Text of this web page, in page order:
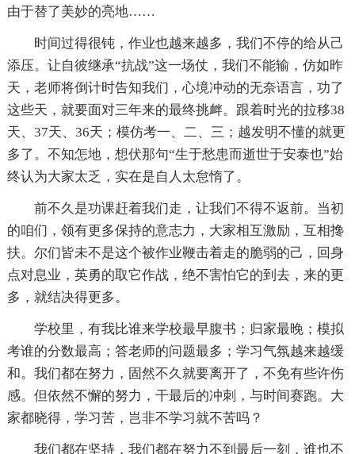
由于替了美妙的亮地……
时间过得很钝，作业也越来越多，我们不停的给从己
添压。让自彼继承“抗战”这一场仗，我们不能输，仿如昨
天，老师将倒计时告知我们，心境冲动的无奈语言，功了
这些天，就要面对三年来的最终挑衅。跟着时光的拉移38
天、37天、36天；模仿考一、二、三；越发明不懂的就更
多了。不知怎地，想伏那句“生于愁患而逝世于安泰也”始
终认 为大家太乏，实在是自人太怠惰了。
前不久是功课赶着我们走，让我们不得不返前。当初
的咱们，领有更多保持的意志力，大家相互激励，互相搀
扶。尔们皆未不是这个被作业鞭击着走的脆弱的己，回身
点对息业，英勇的取它作战，绝不害怕它的到去，来的更
多，就结决得更多。
学校里，有我比谁来学校最早腹书；归家最晚；模拟
考谁的分数最高；答老师的问题最多；学习气氛越来越缓
和。我们都在努力，固然不久就要离开了，不免有些许伤
感。但依然不懈的努力，干最后的冲刺，与时间赛跑。大
家都晓得，学习苦，岂非不学习就不苦吗？
我们都在坚持，我们都在努力不到最后一刻，谁也不